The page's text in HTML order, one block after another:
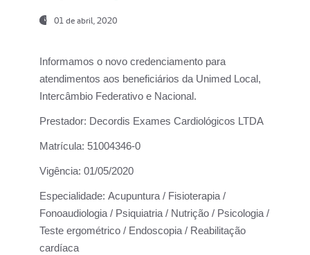
01 de abril, 2020
Informamos o novo credenciamento para
atendimentos aos beneficiários da Unimed Local,
Intercâmbio Federativo e Nacional.
Prestador: Decordis Exames Cardiológicos LTDA
Matrícula: 51004346-0
Vigência: 01/05/2020
Especialidade: Acupuntura / Fisioterapia /
Fonoaudiologia / Psiquiatria / Nutrição / Psicologia /
Teste ergométrico / Endoscopia / Reabilitação
cardíaca